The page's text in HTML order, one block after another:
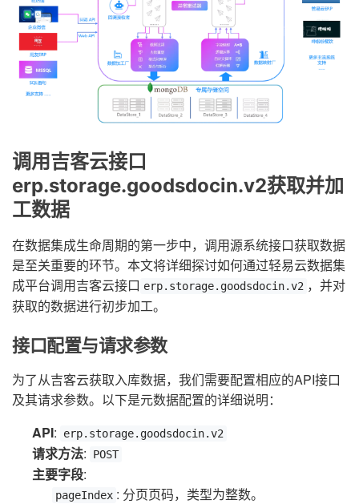
调用吉客云接口
erp.storage.goodsdocin.v2获取并加
工数据
在数据集成生命周期的第一步中，调用源系统接口获取数据
是至关重要的环节。本文将详细探讨如何通过轻易云数据集
成平台调用吉客云接口 erp.storage.goodsdocin.v2 ，并对
获取的数据进行初步加工。
接口配置与请求参数
为了从吉客云获取入库数据，我们需要配置相应的API接口
及其请求参数。以下是元数据配置的详细说明：
API: erp.storage.goodsdocin.v2
请求方法: POST
主要字段:
pageIndex : 分页页码，类型为整数。